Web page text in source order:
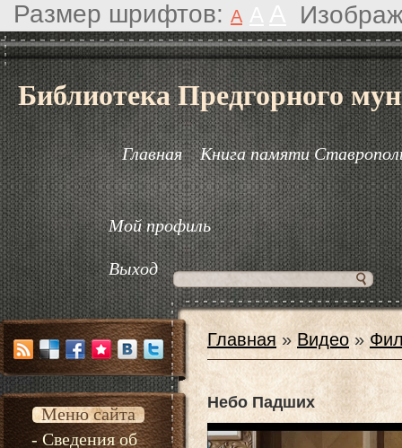
Размер шрифтов: A
Библиотека Предгорного
Главная Книга памяти
Мой профиль
Выход
Меню сайта
- Сведения об
Главная »Видео »
Небо Падших